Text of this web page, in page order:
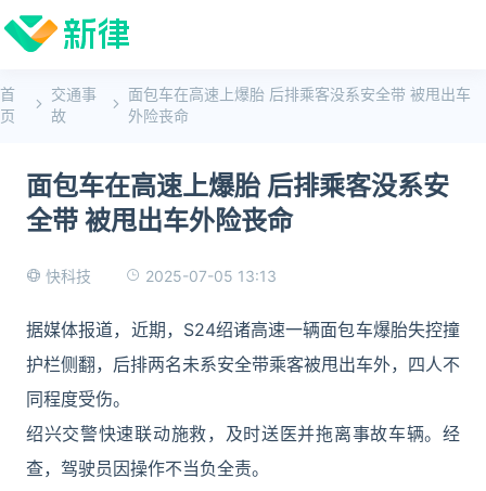
首
页
交通事
故
面包车在高速上爆胎 后排乘客没系安全带 被甩出车
外险丧命
面包车在高速上爆胎 后排乘客没系安
全带 被甩出车外险丧命
快科技 2025-07-05 13:13
据媒体报道，近期，S24绍诸高速一辆面包车爆胎失控撞
护栏侧翻，后排两名未系安全带乘客被甩出车外，四人不
同程度受伤。
绍兴交警快速联动施救，及时送医并拖离事故车辆。经
查，驾驶员因操作不当负全责。